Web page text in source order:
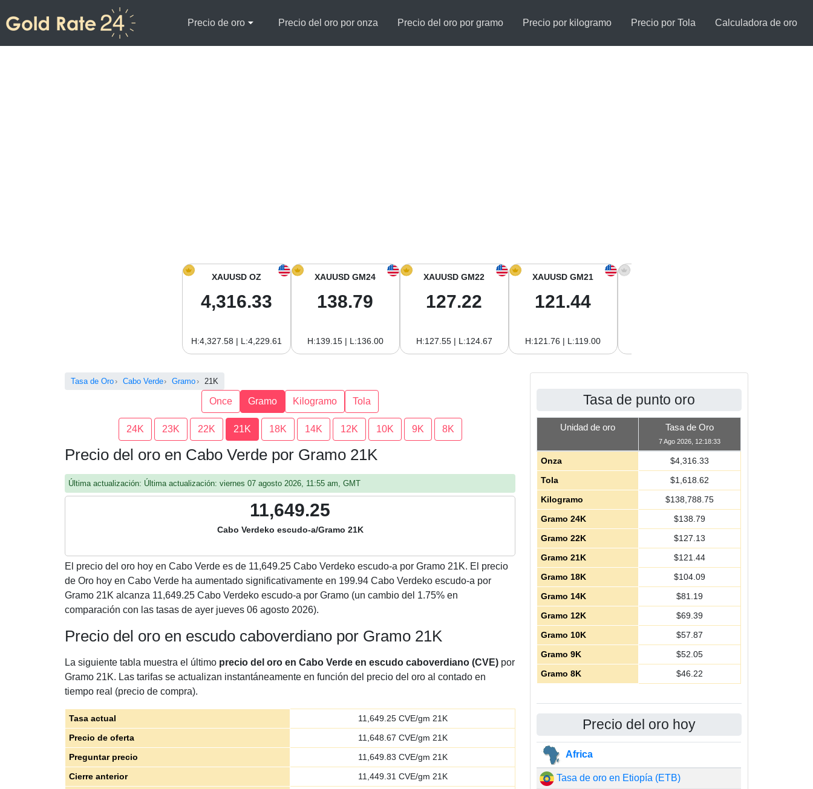
Precio de oro Precio del oro por onza Precio del oro por gramo Precio por kilogramo Precio por Tola Calculadora de oro
XAUUSD OZ
4,316.33
H:4,327.58 | L:4,229.61
XAUUSD GM24
138.79
H:139.15 | L:136.00
XAUUSD GM22
127.22
H:127.55 | L:124.67
XAUUSD GM21
121.44
H:121.76 | L:119.00
Tasa de Oro Cabo Verde Gramo 21K
Once Gramo Kilogramo Tola
24K 23K 22K 21K 18K 14K 12K 10K 9K 8K
Precio del oro en Cabo Verde por Gramo 21K
Última actualización: Última actualización: viernes 07 agosto 2026, 11:55 am, GMT
11,649.25
Cabo Verdeko escudo-a/Gramo 21K
El precio del oro hoy en Cabo Verde es de 11,649.25 Cabo Verdeko escudo-a por Gramo 21K. El precio
de Oro hoy en Cabo Verde ha aumentado significativamente en 199.94 Cabo Verdeko escudo-a por
Gramo 21K alcanza 11,649.25 Cabo Verdeko escudo-a por Gramo (un cambio del 1.75% en
comparación con las tasas de ayer jueves 06 agosto 2026).
Precio del oro en escudo caboverdiano por Gramo 21K
La siguiente tabla muestra el último precio del oro en Cabo Verde en escudo caboverdiano (CVE) por
Gramo 21K. Las tarifas se actualizan instantáneamente en función del precio del oro al contado en
tiempo real (precio de compra).
Tasa actual 11,649.25CVE/gm 21K
Precio de oferta
11,648.67 CVE/gm 21K
Preguntar precio
11,649.83 CVE/gm 21K
Cierre anterior
11,449.31 CVE/gm 21K
Tasa de punto oro
Unidad de oro Tasa de Oro
7 Ago 2026, 12:18:33
Onza $4,316.33
Tola
$1,618.62
Kilogramo
$138,788.75
Gramo 24K
$138.79
Gramo 22K
$127.13
Gramo 21K
$121.44
Gramo 18K
$104.09
Gramo 14K
$81.19
Gramo 12K
$69.39
Gramo 10K
$57.87
Gramo 9K
$52.05
Gramo 8K
$46.22
Precio del oro hoy
Africa
Tasa de oro en Etiopía (ETB)